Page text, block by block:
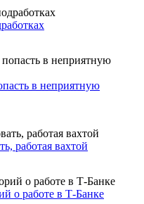
в неприятную
работая вахтой
о работе в Т-Банке